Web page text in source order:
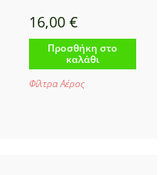
16,00 €
Προσθήκη στο
καλάθι
Φίλτρα Αέρος